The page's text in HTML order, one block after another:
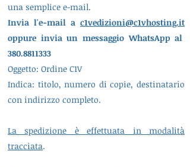
una semplice e-mail.
Invia l'e-mail a c1vedizioni@c1vhosting.it
oppure invia un messaggio WhatsApp al
380.8811333
Oggetto: Ordine C1V
Indica: titolo, numero di copie, destinatario
con indirizzo completo.
La spedizione è effettuata in modalità
tracciata.